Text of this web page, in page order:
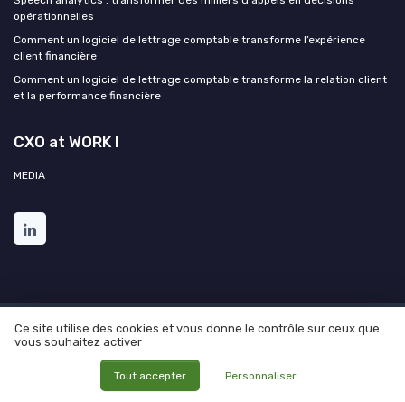
opérationnelles
Comment un logiciel de lettrage comptable transforme l’expérience
client financière
Comment un logiciel de lettrage comptable transforme la relation client
et la performance financière
CXO at WORK !
MEDIA
Mentions légales Politique de confidentialité
Grande
Enquête 2025 sur l'IA et les directions de l'expérience client
© CXO at WORK ! 2026
Ce site utilise des cookies et vous donne le contrôle sur ceux que
vous souhaitez activer
Tout accepter Personnaliser